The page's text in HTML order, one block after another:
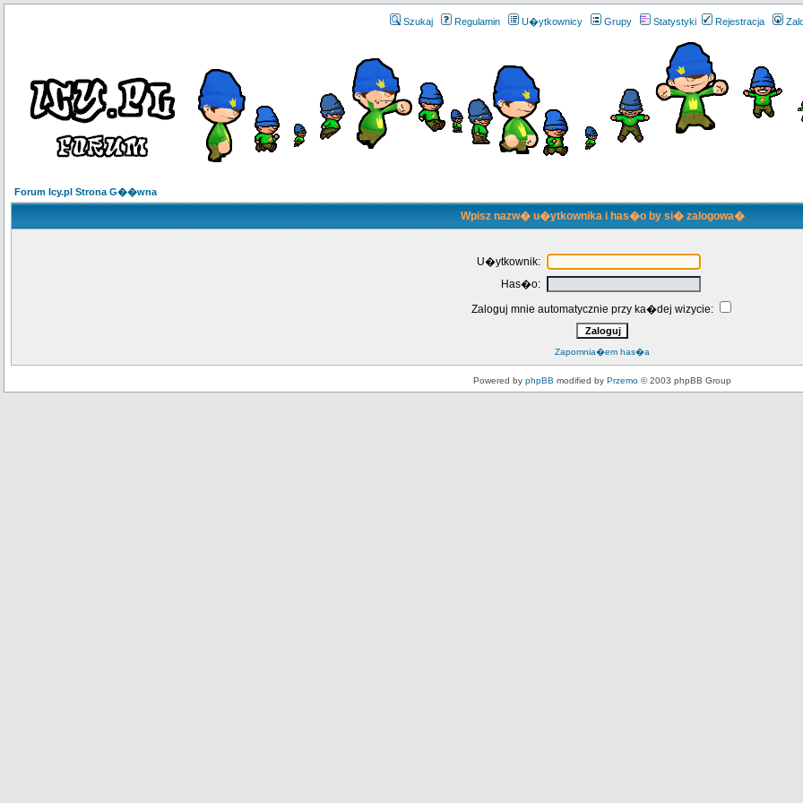
Szukaj Regulamin U�ytkownicy Grupy Statystyki Rejestracja
Forum Icy.pl Strona G��wna
Wpisz nazw� u�ytkownika i has�o by si� zalogowa�
U�ytkownik:
Has�o:
Zaloguj mnie automatycznie przy ka�dej wizycie:
Zapomnia�em has�a
Powered by phpBB modified by Przemo © 2003 phpBB Group